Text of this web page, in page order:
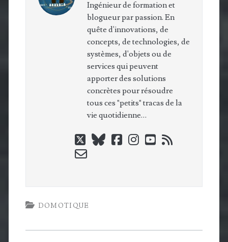
Ingénieur de formation et
blogueur par passion. En
quête d'innovations, de
concepts, de technologies, de
systèmes, d'objets ou de
services qui peuvent
apporter des solutions
concrètes pour résoudre
tous ces "petits" tracas de la
vie quotidienne…
twitterblueskyfacebook
instagram
youtube
rss
email-
DOMOTIQUE